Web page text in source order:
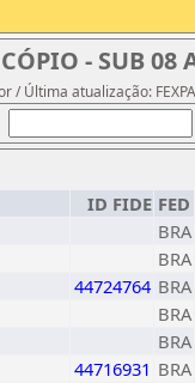
- SUB 08
Última atualização:
ID FIDE FED
BRA
BRA
44724764 BRA
BRA
BRA
44716931 BRA